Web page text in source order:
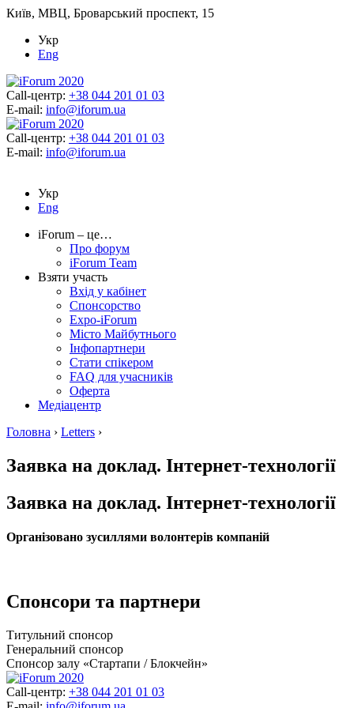
Київ, МВЦ, Броварський проспект, 15
Укр
Eng
Call-центр: +38 044 201 01 03
E-mail: info@iforum.ua
Call-центр: +38 044 201 01 03
E-mail: info@iforum.ua
Укр
Eng
iForum – це…
Про форум
iForum Team
Взяти участь
Вхід у кабінет
Спонсорство
Expo-iForum
Місто Майбутнього
Інфопартнери
Стати спікером
FAQ для учасників
Оферта
Медіацентр
Головна › Letters ›
Заявка на доклад. Інтернет-технології
Заявка на доклад. Інтернет-технології
Організовано зусиллями волонтерів компаній
Спонсори та партнери
Титульний спонсор
Генеральний спонсор
Спонсор залу «Стартапи / Блокчейн»
Call-центр: +38 044 201 01 03